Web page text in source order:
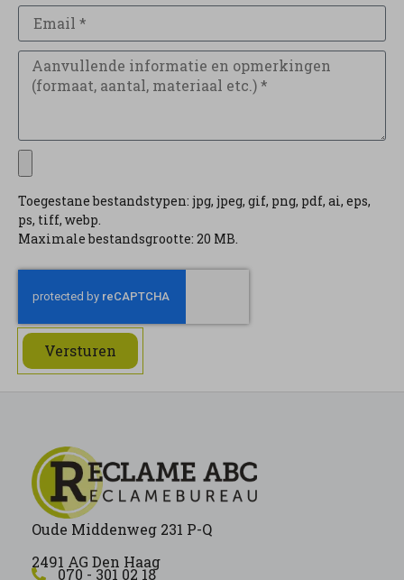
Toegestane bestandstypen: jpg, jpeg, gif, png, pdf, ai, eps,
ps, tiff, webp.
Maximale bestandsgrootte: 20 MB.
Versturen
Oude Middenweg 231 P-Q
2491 AG Den Haag
070 - 301 02 18